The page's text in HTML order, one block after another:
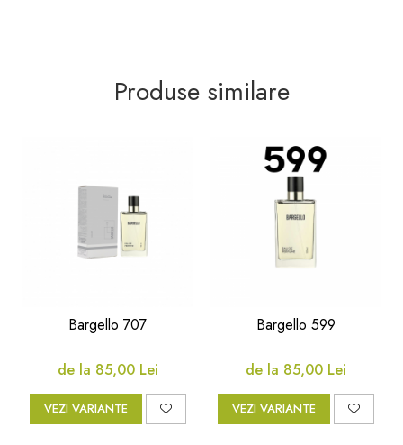
Produse similare
Bargello 707
de la 85,00 Lei
VEZI VARIANTE
Bargello 599
de la 85,00 Lei
VEZI VARIANTE